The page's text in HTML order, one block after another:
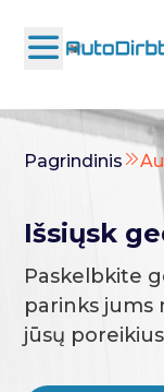
Pagrindinis
Išsiųsk
Paskelbkite
parinks jums
jūsų